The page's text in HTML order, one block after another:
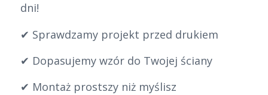
dni!
✔ Sprawdzamy projekt przed drukiem
✔ Dopasujemy wzór do Twojej ściany
✔ Montaż prostszy niż myślisz